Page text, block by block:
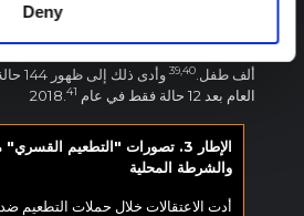
Deny
وفي غضون ساعات أدرك الناس في جميع أنحاء
ألف طفل.
39, 40
وأدى ذلك
العام بعد 12 حالة فقط في عام 2018.
41
الإطار 3. تصورات "التطعيم القسري"
والشرطة المحلية
أدت الاعتقالات خلال حملات التطعيم ضد